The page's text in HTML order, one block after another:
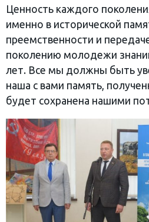
Ценность каждого
именно в исторической
преемственности и
поколению молодежи
лет. Все мы должны быть
наша с вами память,
будет сохранена нашими